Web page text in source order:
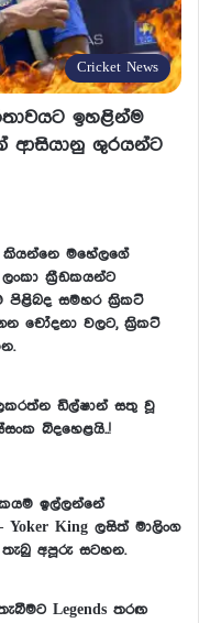
Cricket News
ඉහළින්ම
ආසියානු ශුරයන්ට
කියන්නෙ මහේලගේ
ක්‍රීඩකයන්ට
සමහර ක්‍රිකට්
චෝදනා වලට, ක්‍රිකට්
ඩිල්ෂාන් සතු වූ
බිදහෙළයි..!
ඉල්ලන්නේ
Yoker King ලසිත් මාලිංග
අපූරු සටහන.
Legends තරඟ